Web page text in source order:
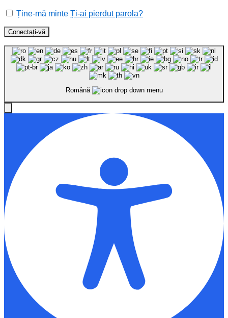
Ține-mă minte Ți-ai pierdut parola?
Conectați-vă
Română